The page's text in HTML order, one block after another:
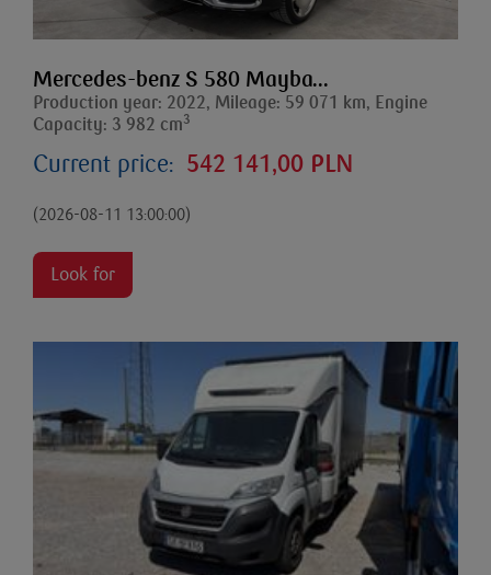
Mercedes-benz S 580 Mayba...
Production year: 2022, Mileage: 59 071 km, Engine
Capacity: 3 982 cm3
Current price: 542 141,00 PLN
(2026-08-11 13:00:00)
Look for